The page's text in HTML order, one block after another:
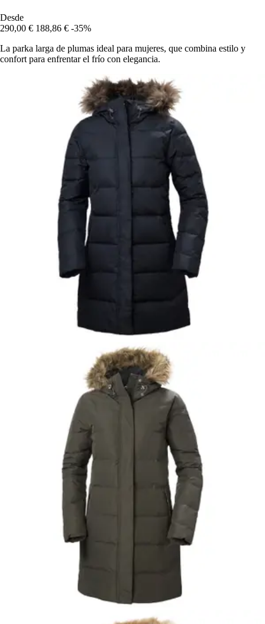
Desde
290,00 € 188,86 € -35%
La parka larga de plumas ideal para mujeres, que combina estilo y
confort para enfrentar el frío con elegancia.